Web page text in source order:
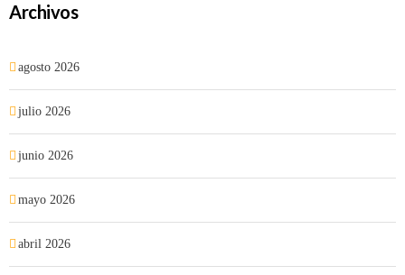
Archivos
agosto 2026
julio 2026
junio 2026
mayo 2026
abril 2026